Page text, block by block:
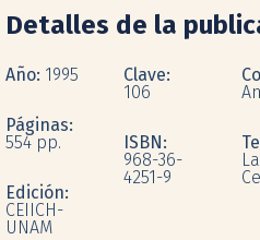
Detalles de la
Año: 1995
Páginas:
554 pp.
Edición:
CEIICH-
UNAM
Clave:
106
ISBN:
968-36-
4251-9